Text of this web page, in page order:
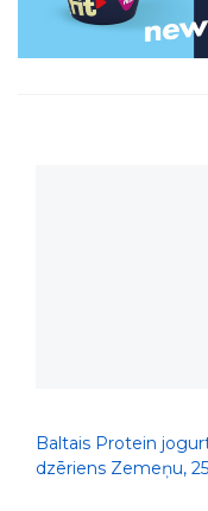
Baltais Protein
dzēriens Zemeņu,